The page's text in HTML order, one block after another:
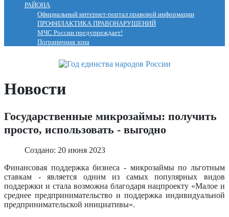
РАЙОНА
Официальный интернет-портал правовой информации
ПРОФИЛАКТИКА ПРАВОНАРУШЕНИЙ
МЧС России предупреждает!
Пограничная зона
Новости
Государственные микрозаймы: получить
просто, использовать - выгодно
Создано: 20 июня 2023
Финансовая поддержка бизнеса - микрозаймы по льготным
ставкам - является одним из самых популярных видов
поддержки и стала возможна благодаря нацпроекту «Малое и
среднее предпринимательство и поддержка индивидуальной
предпринимательской инициативы».